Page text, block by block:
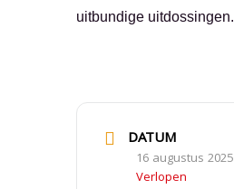
uitbundige uitdossingen.
DATUM
16 augustus 2025
Verlopen